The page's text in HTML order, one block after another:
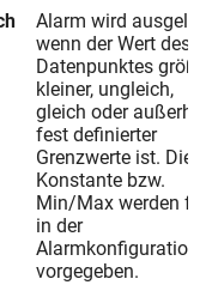
Alarm wird
wenn der Wert des
Datenpunktes
kleiner, ungleich,
gleich oder
fest definierter
Grenzwerte ist. Die
Konstante bzw.
Min/Max werden
in der
Alarmkonfiguration
vorgegeben.